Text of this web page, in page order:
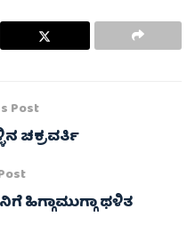
Post
ಚಕ್ರವರ್ತಿ
ಹಿಗ್ಗಾಮುಗ್ಗಾ ಥಳಿತ